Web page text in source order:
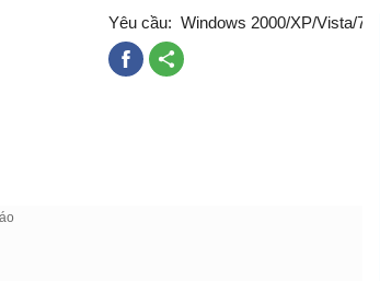
Yêu cầu: Windows 2000/XP/Vista/7